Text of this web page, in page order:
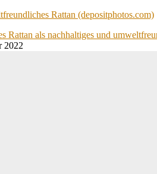
Rattan als nachhaltiges und
2022